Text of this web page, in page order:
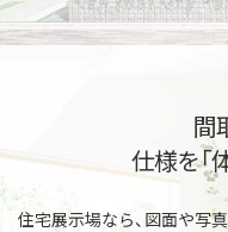
間
仕様を「
住宅展示場なら、図面や写